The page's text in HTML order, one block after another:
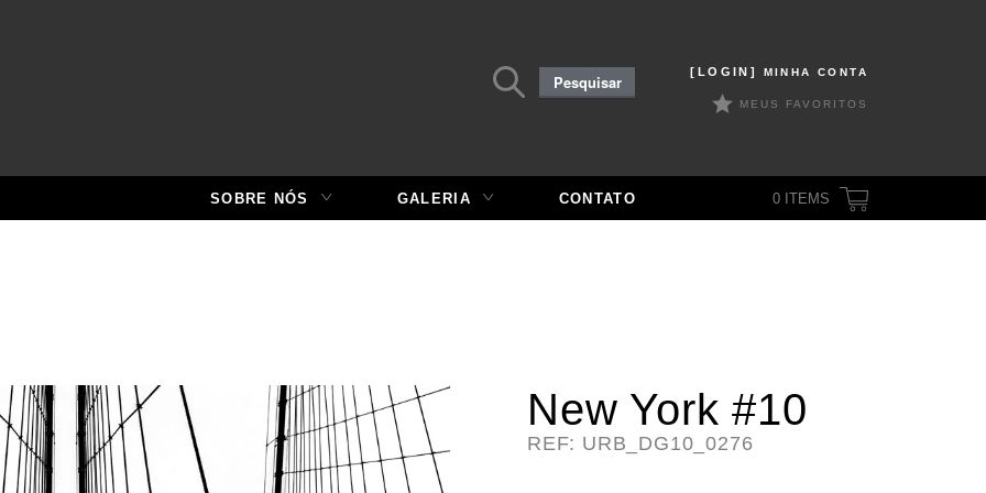
[LOGIN] MINHA CONTA
MEUS FAVORITOS
Pesquisar
por:Pesquisar
SOBRE NÓS GALERIA CONTATO 0 ITEMS
New York #10
REF: URB_DG10_0276